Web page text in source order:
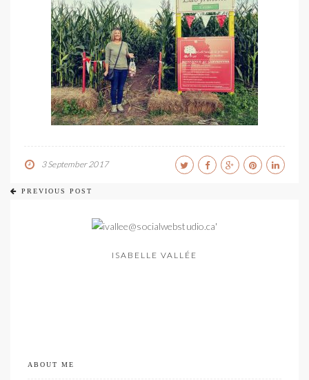
3 September 2017
PREVIOUS POST
ISABELLE VALLÉE
ABOUT ME